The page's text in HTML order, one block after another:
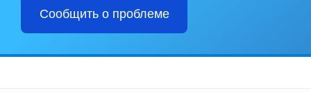
Сообщить о проблеме